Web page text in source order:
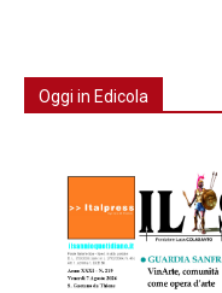
Oggi in Edicola